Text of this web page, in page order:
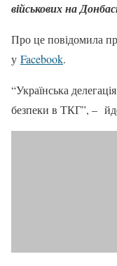
військових на
Про це повідомила
у Facebook.
“Українська
безпеки в ТКГ”, –